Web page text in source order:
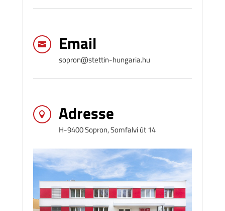
 Email
sopron@stettin-hungaria.hu
 Adresse
H-9400 Sopron, Somfalvi út 14